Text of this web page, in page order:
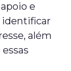
e
identificar
além